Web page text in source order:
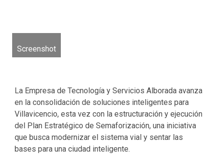
Screenshot
La Empresa de Tecnología y Servicios Alborada avanza
en la consolidación de soluciones inteligentes para
Villavicencio, esta vez con la estructuración y ejecución
del Plan Estratégico de Semaforización, una iniciativa
que busca modernizar el sistema vial y sentar las
bases para una ciudad inteligente.